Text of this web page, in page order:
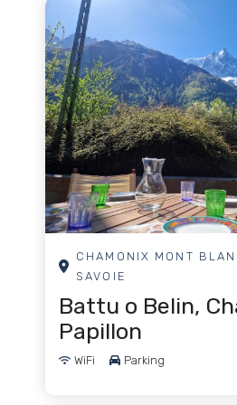
Concerts, musique
Ateliers de cuisine
Cyclisme
Divertissement
Expositions
Haute cuisine
Pêche
CHAMONIX MONT
SAVOIE
Battu o Belin,
Papillon
WiFi Parking